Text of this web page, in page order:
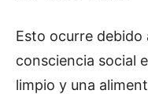
Esto ocurre debido
consciencia social
limpio y una